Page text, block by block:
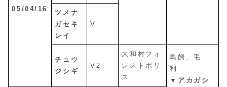
05/04/16
ツメナ
ガセキ
レイ
V
チュウ
ジシギ
V2
大和村フォ
レストポリ
ス
鳥飼、毛
利
▼アカガシ